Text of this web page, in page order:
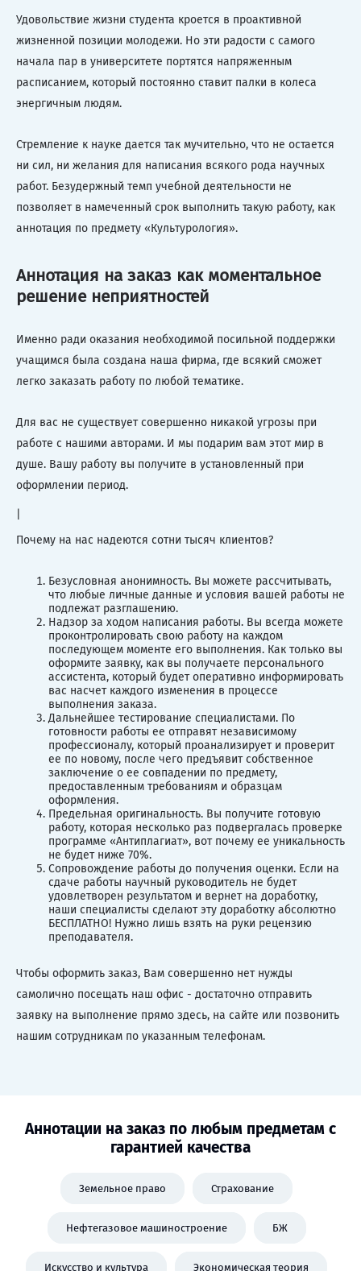
Удовольствие жизни студента кроется в проактивной
жизненной позиции молодежи. Но эти радости с самого
начала пар в университете портятся напряженным
расписанием, который постоянно ставит палки в колеса
энергичным людям.
Стремление к науке дается так мучительно, что не остается
ни сил, ни желания для написания всякого рода научных
работ. Безудержный темп учебной деятельности не
позволяет в намеченный срок выполнить такую работу, как
аннотация по предмету «Культурология».
Аннотация на заказ как моментальное
решение неприятностей
Именно ради оказания необходимой посильной поддержки
учащимся была создана наша фирма, где всякий сможет
легко заказать работу по любой тематике.
Для вас не существует совершенно никакой угрозы при
работе с нашими авторами. И мы подарим вам этот мир в
душе. Вашу работу вы получите в установленный при
оформлении период.
Почему на нас надеются сотни тысяч клиентов?
Безусловная анонимность. Вы можете рассчитывать,
что любые личные данные и условия вашей работы не
подлежат разглашению.
Надзор за ходом написания работы. Вы всегда можете
проконтролировать свою работу на каждом
последующем моменте его выполнения. Как только вы
оформите заявку, как вы получаете персонального
ассистента, который будет оперативно информировать
вас насчет каждого изменения в процессе
выполнения заказа.
Дальнейшее тестирование специалистами. По
готовности работы ее отправят независимому
профессионалу, который проанализирует и проверит
ее по новому, после чего предъявит собственное
заключение о ее совпадении по предмету,
предоставленным требованиям и образцам
оформления.
Предельная оригинальность. Вы получите готовую
работу, которая несколько раз подвергалась проверке
программе «Антиплагиат», вот почему ее уникальность
не будет ниже 70%.
Сопровождение работы до получения оценки. Если на
сдаче работы научный руководитель не будет
удовлетворен результатом и вернет на доработку,
наши специалисты сделают эту доработку абсолютно
БЕСПЛАТНО! Нужно лишь взять на руки рецензию
преподавателя.
Чтобы оформить заказ, Вам совершенно нет нужды
самолично посещать наш офис - достаточно отправить
заявку на выполнение прямо здесь, на сайте или позвонить
нашим сотрудникам по указанным телефонам.
Аннотации на заказ по любым предметам с
гарантией качества
Земельное право Страхование
Нефтегазовое машиностроение БЖ
Искусство и культура Экономическая теория